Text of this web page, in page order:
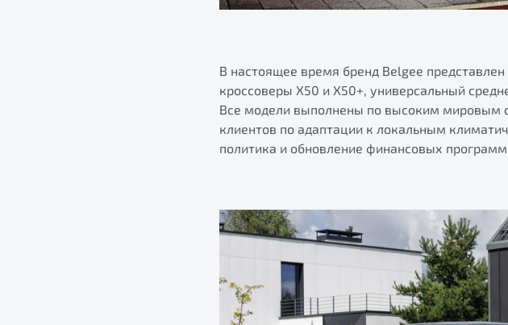
В настоящее время бренд Belgee
кроссоверы X50 и X50+, универсальный
Все модели выполнены по высоким мировым
клиентов по адаптации к локальным
политика и обновление финансовых